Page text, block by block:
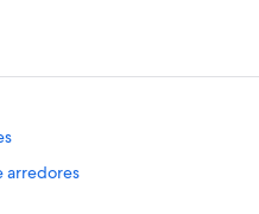
arredores